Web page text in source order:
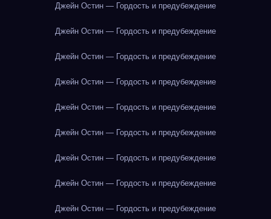
Джейн Остин — Гордость и предубеждение
Джейн Остин — Гордость и предубеждение
Джейн Остин — Гордость и предубеждение
Джейн Остин — Гордость и предубеждение
Джейн Остин — Гордость и предубеждение
Джейн Остин — Гордость и предубеждение
Джейн Остин — Гордость и предубеждение
Джейн Остин — Гордость и предубеждение
Джейн Остин — Гордость и предубеждение